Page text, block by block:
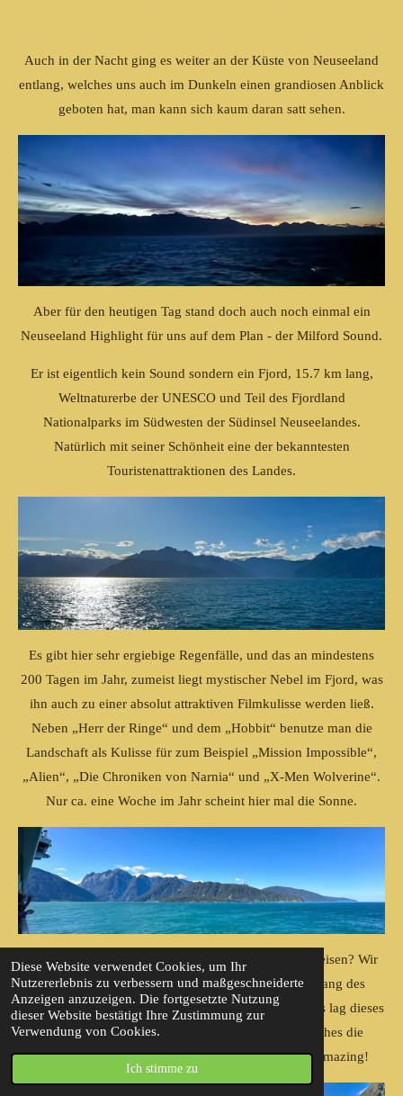
Diese Website verwendet Cookies, um Ihr
Nutzererlebnis zu verbessern und maßgeschneiderte
Anzeigen anzuzeigen. Die fortgesetzte Nutzung
dieser Website bestätigt Ihre Zustimmung zur
Verwendung von Cookies.
Ich stimme zu
Auch in der Nacht ging es weiter an der Küste von Neuseeland
entlang, welches uns auch im Dunkeln einen grandiosen Anblick
geboten hat, man kann sich kaum daran satt sehen.
Aber für den heutigen Tag stand doch auch noch einmal ein
Neuseeland Highlight für uns auf dem Plan - der Milford Sound.
Er ist eigentlich kein Sound sondern ein Fjord, 15.7 km lang,
Weltnaturerbe der UNESCO und Teil des Fjordland
Nationalparks im Südwesten der Südinsel Neuseelandes.
Natürlich mit seiner Schönheit eine der bekanntesten
Touristenattraktionen des Landes.
Es gibt hier sehr ergiebige Regenfälle, und das an mindestens
200 Tagen im Jahr, zumeist liegt mystischer Nebel im Fjord, was
ihn auch zu einer absolut attraktiven Filmkulisse werden ließ.
Neben „Herr der Ringe“ und dem „Hobbit“ benutze man die
Landschaft als Kulisse für zum Beispiel „Mission Impossible“,
„Alien“, „Die Chroniken von Narnia“ und „X-Men Wolverine“.
Nur ca. eine Woche im Jahr scheint hier mal die Sonne.
Was soll ich sagen, ob wir wirklich Engel sind auf Reisen? Wir
passierten den 6 Meter hohen Leuchtturm am Eingang des
Fjordes bei - STRAHLENDEM Sonnenschein! Vor uns lag dieses
absolute Schönheit der Natur in hellem Licht, welches die
bewaldeten Berge um uns herum erleuchten ließ. Amazing!